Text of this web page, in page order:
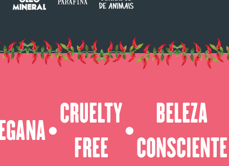
⬤
CRUELTY
FREE
⬤
BELEZA
CONSCIENTE